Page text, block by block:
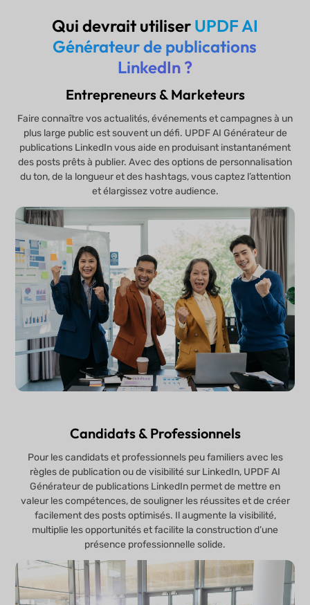
Qui devrait utiliser UPDF AI
Générateur de publications
LinkedIn ?
Entrepreneurs & Marketeurs
Faire connaître vos actualités, événements et campagnes à un
plus large public est souvent un défi. UPDF AI Générateur de
publications LinkedIn vous aide en produisant instantanément
des posts prêts à publier. Avec des options de personnalisation
du ton, de la longueur et des hashtags, vous captez l’attention
et élargissez votre audience.
Candidats & Professionnels
Pour les candidats et professionnels peu familiers avec les
règles de publication ou de visibilité sur LinkedIn, UPDF AI
Générateur de publications LinkedIn permet de mettre en
valeur les compétences, de souligner les réussites et de créer
facilement des posts optimisés. Il augmente la visibilité,
multiplie les opportunités et facilite la construction d’une
présence professionnelle solide.